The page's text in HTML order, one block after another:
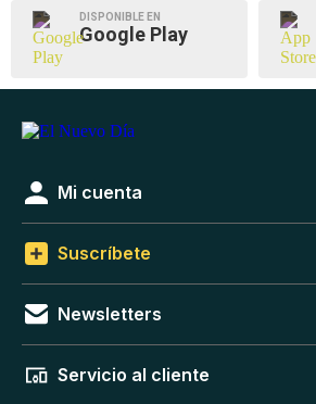
DISPONIBLE EN
Google Play
Mi cuenta
Suscríbete
Newsletters
Servicio al cliente